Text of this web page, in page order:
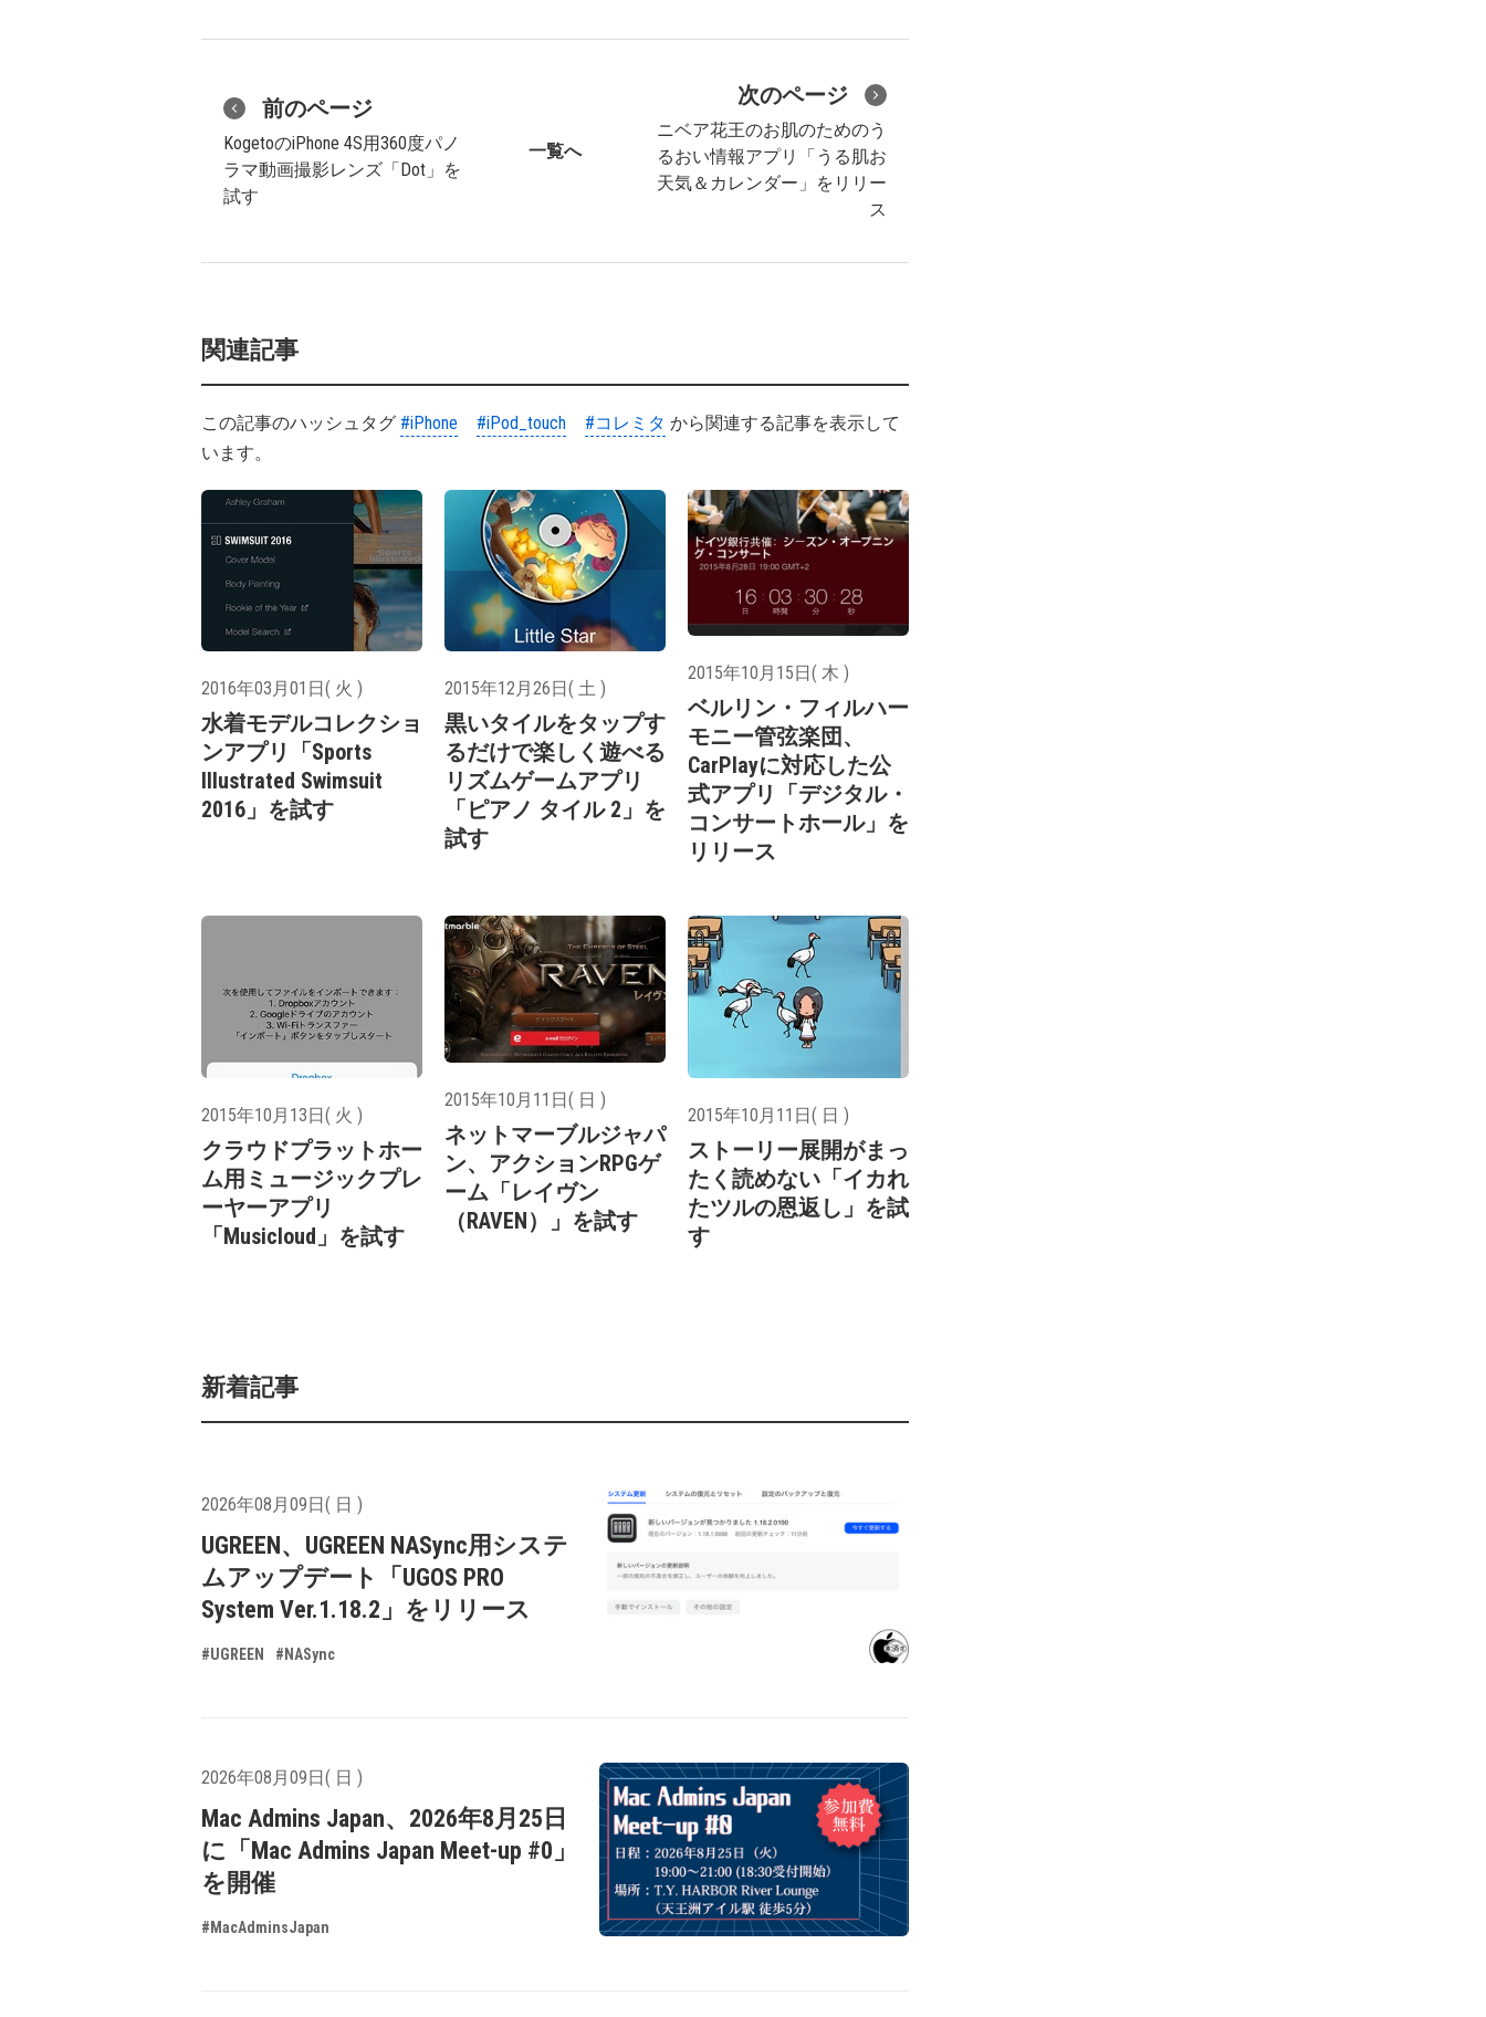
前のページ
KogetoのiPhone 4S用360度パノ
ラマ動画撮影レンズ「Dot」を
試す
一覧へ
次のページ
ニベア花王のお肌のためのう
るおい情報アプリ「うる肌お
天気＆カレンダー」をリリー
ス
関連記事
この記事のハッシュタグ #iPhone #iPod_touch #コレミタ から関連する記事を表示して
います。
2016年03月01日( 火 )
水着モデルコレクショ
ンアプリ「Sports
Illustrated Swimsuit
2016」を試す
2015年12月26日( 土 )
黒いタイルをタップす
るだけで楽しく遊べる
リズムゲームアプリ
「ピアノ タイル 2」を
試す
2015年10月15日( 木 )
ベルリン・フィルハー
モニー管弦楽団、
CarPlayに対応した公
式アプリ「デジタル・
コンサートホール」を
リリース
2015年10月13日( 火 )
クラウドプラットホー
ム用ミュージックプレ
ーヤーアプリ
「Musicloud」を試す
2015年10月11日( 日 )
ネットマーブルジャパ
ン、アクションRPGゲ
ーム「レイヴン
（RAVEN）」を試す
2015年10月11日( 日 )
ストーリー展開がまっ
たく読めない「イカれ
たツルの恩返し」を試
す
新着記事
2026年08月09日( 日 )
UGREEN、UGREEN NASync用システ
ムアップデート「UGOS PRO
System Ver.1.18.2」をリリース
#UGREEN #NASync
2026年08月09日( 日 )
Mac Admins Japan、2026年8月25日
に「Mac Admins Japan Meet-up #0」
を開催
#MacAdminsJapan